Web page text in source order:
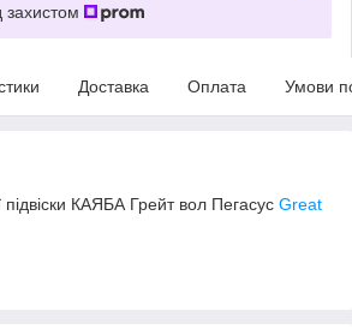
захистом
Доставка Оплата Умови
КАЯБА Грейт вол Пегасус Great